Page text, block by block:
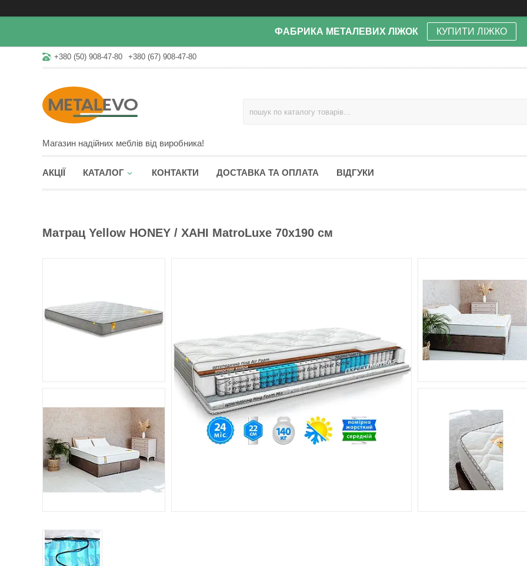
ФАБРИКА МЕТАЛЕВИХ ЛІЖОК КУПИТИ ЛІЖКО
+380 (50) 908-47-80 +380 (67) 908-47-80
Магазин надійних меблів від виробника!
АКЦІЇ КАТАЛОГ КОНТАКТИ ДОСТАВКА ТА ОПЛАТА ВІДГУКИ
Матрац Yellow HONEY / ХАНІ MatroLuxe 70х190 см